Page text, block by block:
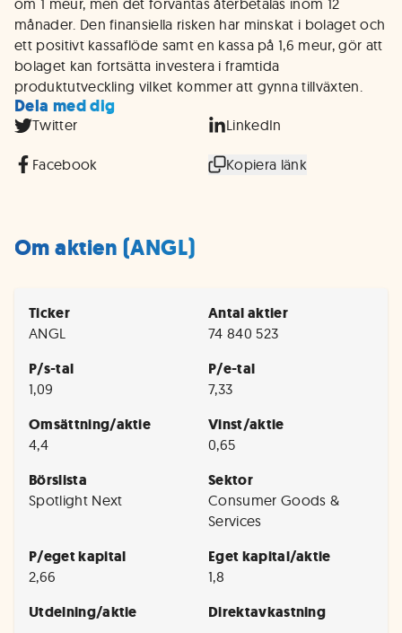
om 1 meur, men det förväntas återbetalas inom 12
månader. Den finansiella risken har minskat i bolaget och
ett positivt kassaflöde samt en kassa på 1,6 meur, gör att
bolaget kan fortsätta investera i framtida
produktutveckling vilket kommer att gynna tillväxten.
Dela med dig
Twitter LinkedIn
Facebook Kopiera länk
Om aktien (ANGL)
Ticker
ANGL
Antal aktier
74 840 523
P/s-tal
1,09
P/e-tal
7,33
Omsättning/aktie
4,4
Vinst/aktie
0,65
Börslista
Spotlight Next
Sektor
Consumer Goods &
Services
P/eget kapital
2,66
Eget kapital/aktie
1,8
Utdelning/aktie Direktavkastning